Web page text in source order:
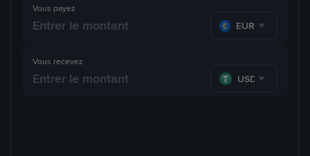
Vous payez
EUR
Vous recevez
USDT